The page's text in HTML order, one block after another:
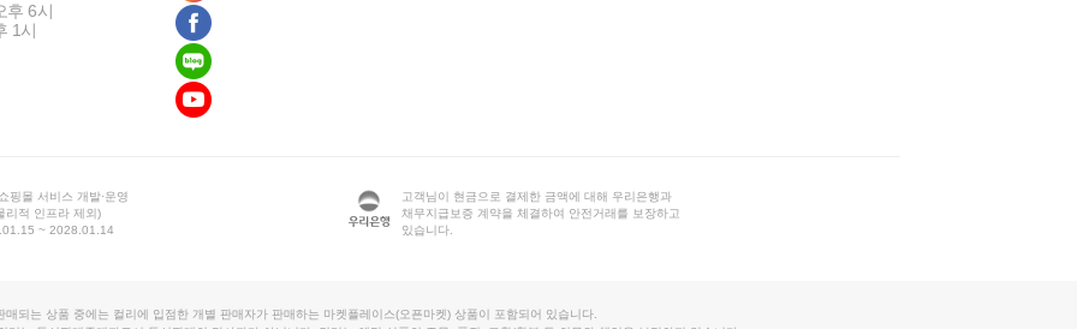
후 6시
1시
핑몰 서비스 개발·운영
리적 인프라 제외)
~ 2028.01.14
고객님이 현금으로 결제한 금액에 대해 우리은행과
채무지급보증 계약을 체결하여 안전거래를 보장하고
있습니다.
매되는 상품 중에는 컬리에 입점한 개별 판매자가 판매하는 마켓플레이스(오픈마켓) 상품이 포함되어 있습니다.